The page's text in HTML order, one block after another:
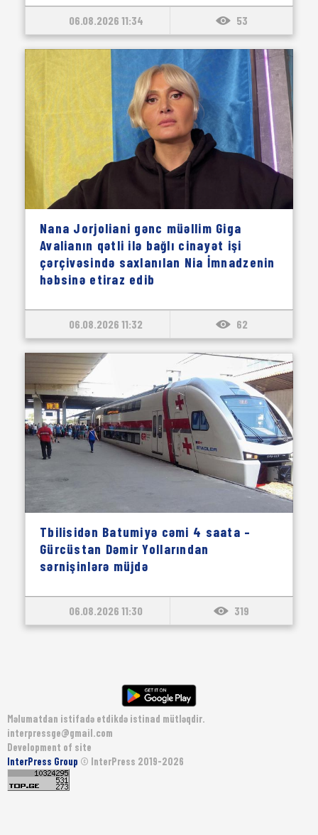
06.08.2026 11:34 53
Nana Jorjoliani gənc müəllim Giga
Avalianın qətli ilə bağlı cinayət işi
çərçivəsində saxlanılan Nia İmnadzenin
həbsinə etiraz edib
06.08.2026 11:32 62
Tbilisidən Batumiyə cəmi 4 saata –
Gürcüstan Dəmir Yollarından
sərnişinlərə müjdə
06.08.2026 11:30 319
Məlumatdan istifadə etdikdə istinad mütləqdir.
interpressge@gmail.com
Development of site
InterPress Group © InterPress 2019-2026